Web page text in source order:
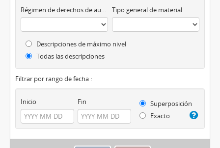
Régimen de derechos de autor Tipo general de material
Descripciones de máximo nivel
Todas las descripciones
Filtrar por rango de fecha :
Inicio Fin
Superposición
Exacto